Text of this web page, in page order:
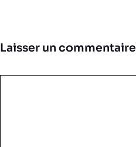
Laisser un commentaire